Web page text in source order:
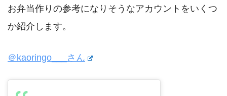
お弁当作りの参考になりそうなアカウントをいくつ
か紹介します。
＠kaoringo___さん